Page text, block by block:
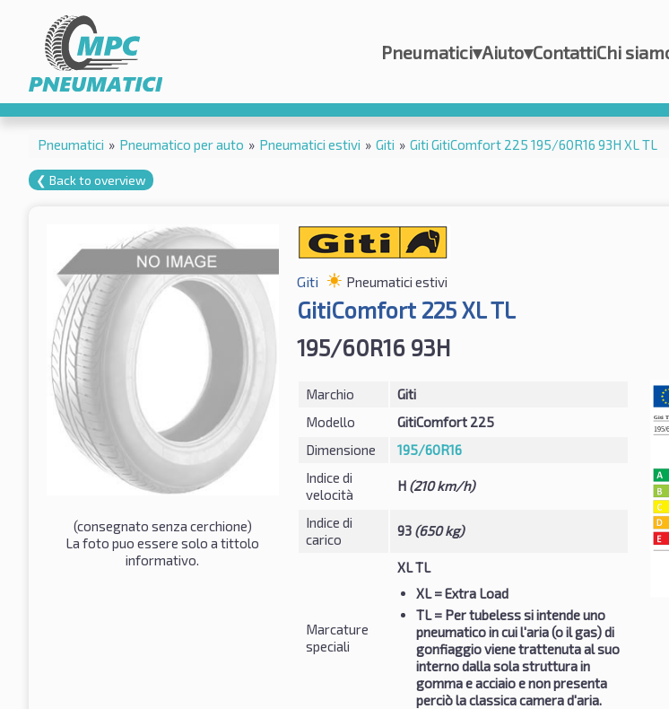
Pneumatici▾Aiuto▾ContattiChi
Pneumatici » Pneumatico per auto » Pneumatici estivi » Giti » Giti GitiComfort 225 195/60R16 93H XL TL
❮ Back to overview
(consegnato senza cerchione)
La foto puo essere solo a tittolo
informativo.
Giti Pneumatici estivi
GitiComfort 225 XL TL
195/60R16 93H
Marchio
Giti
Modello
GitiComfort 225
Dimensione
195/60R16
Indice di
velocità
H (210 km/h)
Indice di
carico
93 (650 kg)
Marcature
speciali
XL TL
XL= Extra Load
TL= Per tubeless si intende uno
pneumatico in cui l'aria (o il gas) di
gonfiaggio viene trattenuta al suo
interno dalla sola struttura in
gomma e acciaio e non presenta
perciò la classica camera d'aria.